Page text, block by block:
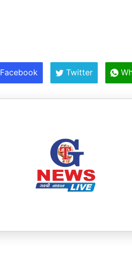
Facebook Twitter